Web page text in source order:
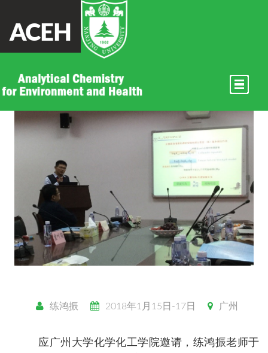
ACEH
练鸿振老师参加“第一届微纳功
能体系及应用研究”学术论坛
练鸿振 2018年1月15日-17日 广州
应广州大学化学化工学院邀请，练鸿振老师于